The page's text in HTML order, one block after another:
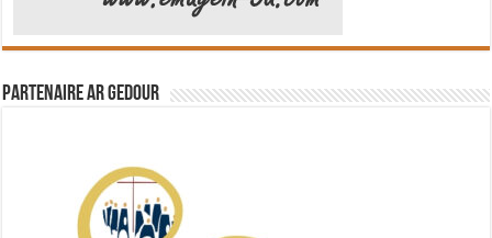
Partenaire Ar Gedour